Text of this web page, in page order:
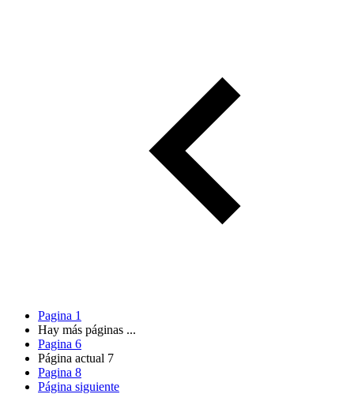
Pagina 1
Hay más páginas ...
Pagina 6
Página actual 7
Pagina 8
Página siguiente